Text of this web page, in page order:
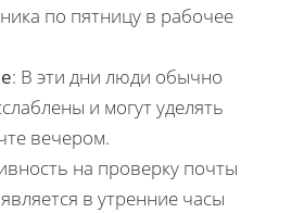
по пятницу в рабочее
: В эти дни люди обычно
и могут уделять
вечером.
на проверку почты
в утренние часы